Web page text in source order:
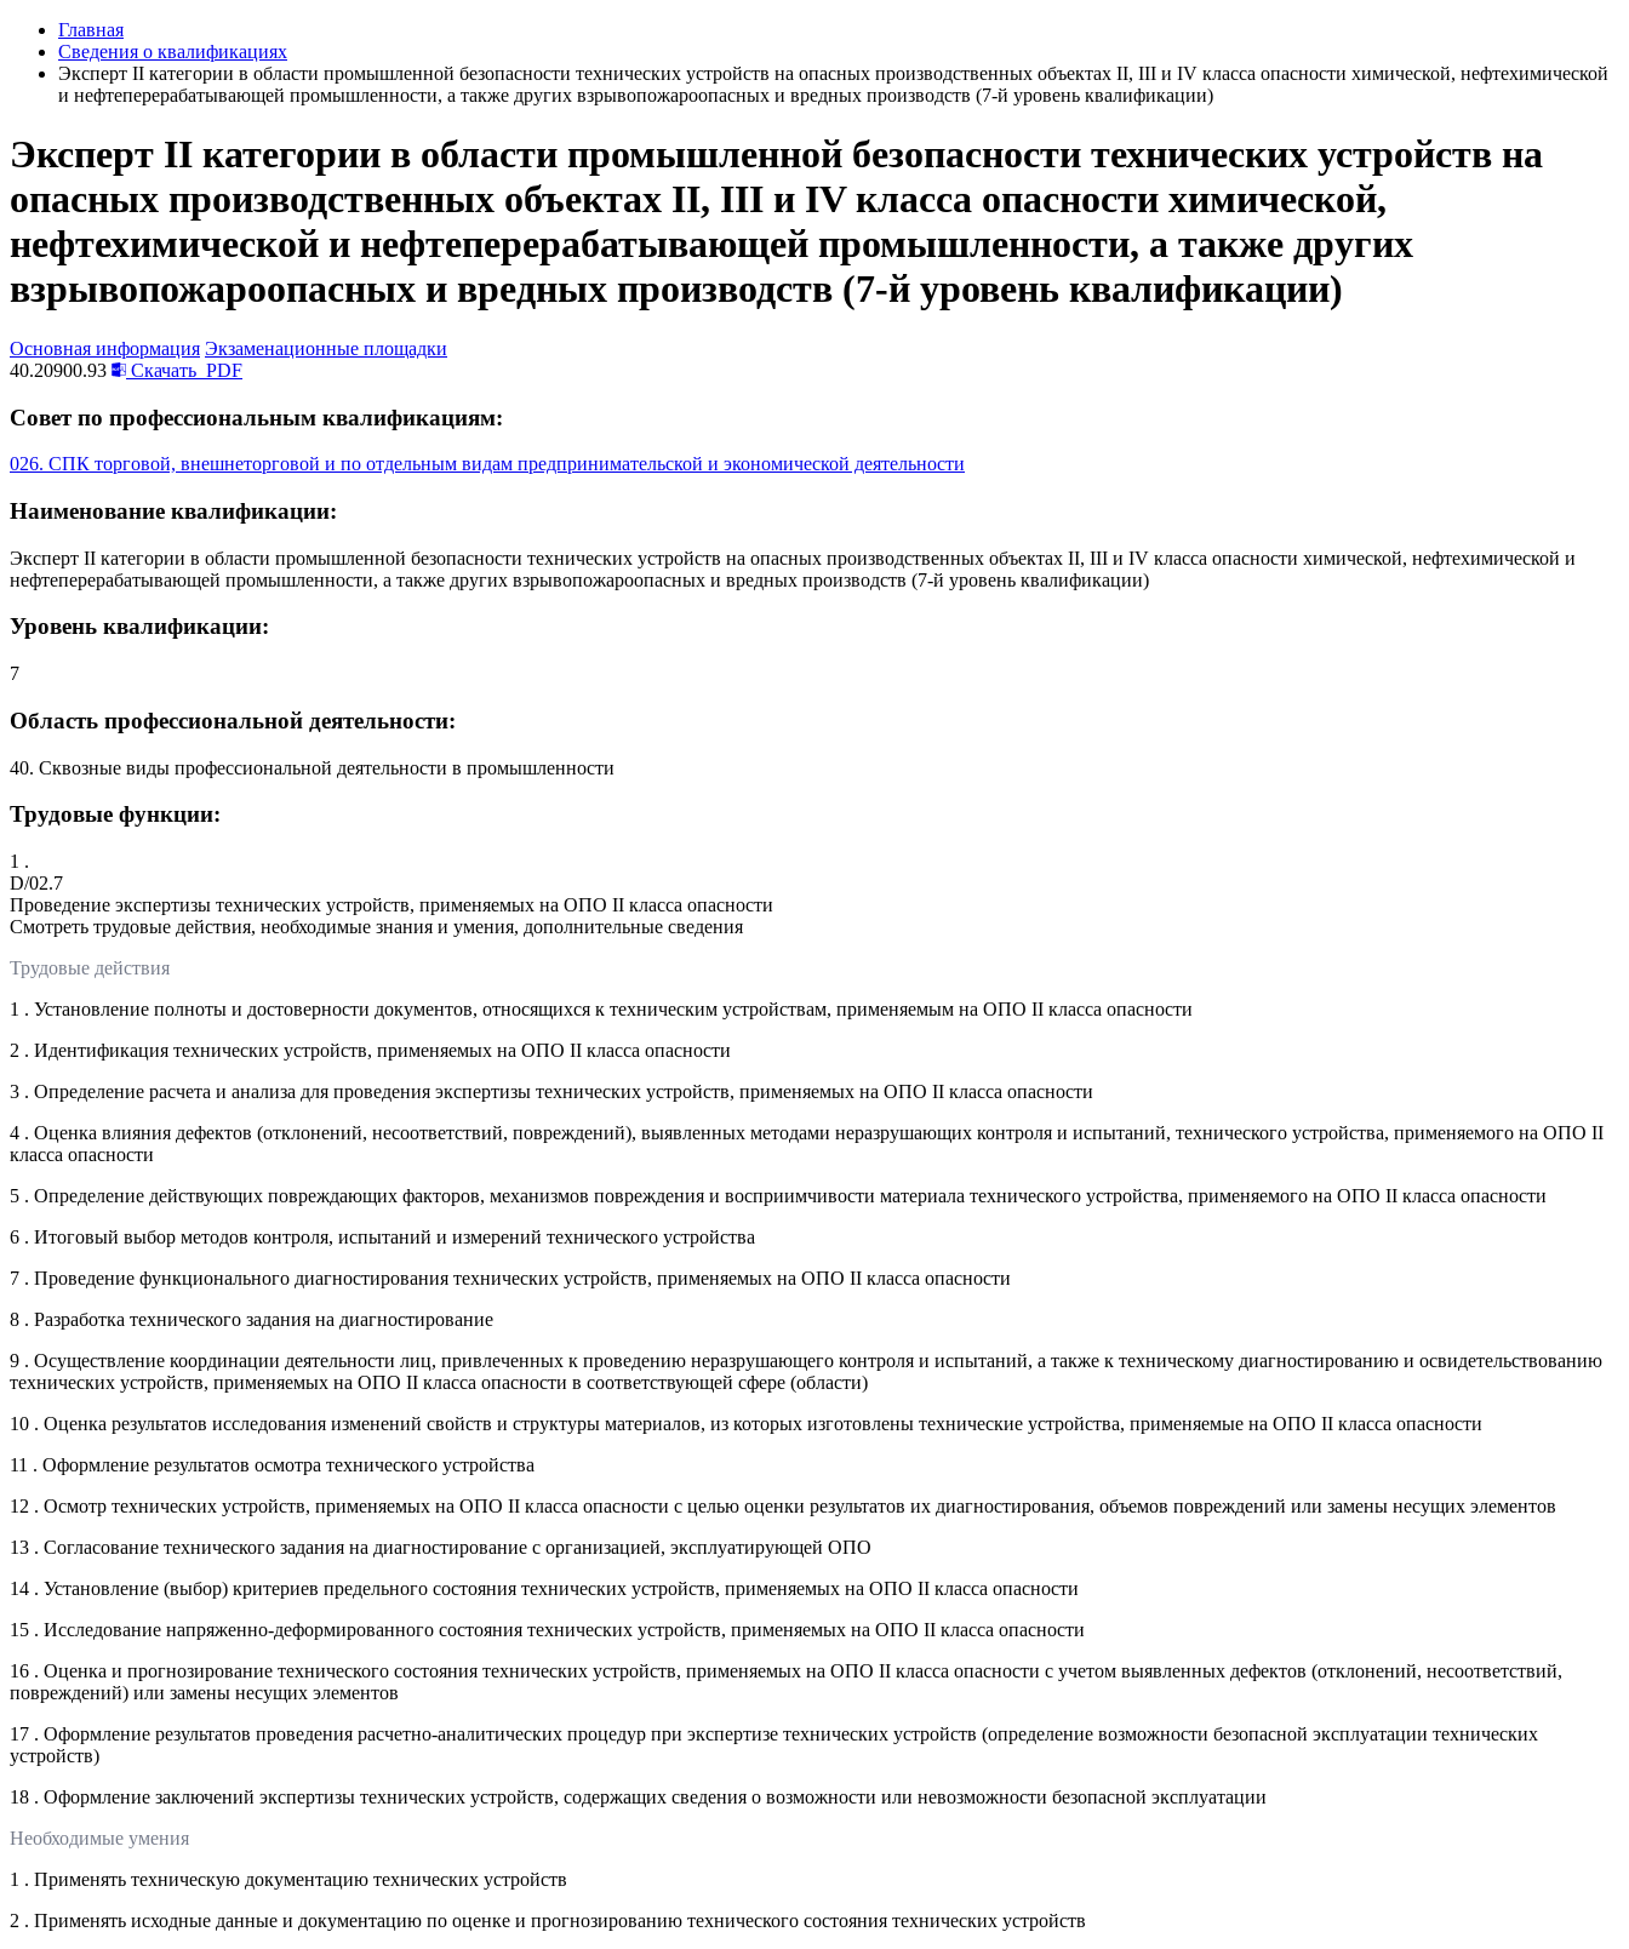
Главная
Сведения о квалификациях
Эксперт II категории в области промышленной безопасности технических устройств на опасных производственных объектах II, III и IV класса опасности химической, нефтехимической
и нефтеперерабатывающей промышленности, а также других взрывопожароопасных и вредных производств (7-й уровень квалификации)
Эксперт II категории в области промышленной безопасности технических устройств на
опасных производственных объектах II, III и IV класса опасности химической,
нефтехимической и нефтеперерабатывающей промышленности, а также других
взрывопожароопасных и вредных производств (7-й уровень квалификации)
Основная информация Экзаменационные площадки
40.20900.93
Скачать PDF
Совет по профессиональным квалификациям:
026. СПК торговой, внешнеторговой и по отдельным видам предпринимательской и экономической деятельности
Наименование квалификации:
Эксперт II категории в области промышленной безопасности технических устройств на опасных производственных объектах II, III и IV класса опасности химической, нефтехимической и
нефтеперерабатывающей промышленности, а также других взрывопожароопасных и вредных производств (7-й уровень квалификации)
Уровень квалификации:
7
Область профессиональной деятельности:
40. Сквозные виды профессиональной деятельности в промышленности
Трудовые функции:
1 .
D/02.7
Проведение экспертизы технических устройств, применяемых на ОПО II класса опасности
Смотреть трудовые действия, необходимые знания и умения, дополнительные сведения
Трудовые действия
1 . Установление полноты и достоверности документов, относящихся к техническим устройствам, применяемым на ОПО II класса опасности
2 . Идентификация технических устройств, применяемых на ОПО II класса опасности
3 . Определение расчета и анализа для проведения экспертизы технических устройств, применяемых на ОПО II класса опасности
4 . Оценка влияния дефектов (отклонений, несоответствий, повреждений), выявленных методами неразрушающих контроля и испытаний, технического устройства, применяемого на ОПО II
класса опасности
5 . Определение действующих повреждающих факторов, механизмов повреждения и восприимчивости материала технического устройства, применяемого на ОПО II класса опасности
6 . Итоговый выбор методов контроля, испытаний и измерений технического устройства
7 . Проведение функционального диагностирования технических устройств, применяемых на ОПО II класса опасности
8 . Разработка технического задания на диагностирование
9 . Осуществление координации деятельности лиц, привлеченных к проведению неразрушающего контроля и испытаний, а также к техническому диагностированию и освидетельствованию
технических устройств, применяемых на ОПО II класса опасности в соответствующей сфере (области)
10 . Оценка результатов исследования изменений свойств и структуры материалов, из которых изготовлены технические устройства, применяемые на ОПО II класса опасности
11 . Оформление результатов осмотра технического устройства
12 . Осмотр технических устройств, применяемых на ОПО II класса опасности с целью оценки результатов их диагностирования, объемов повреждений или замены несущих элементов
13 . Согласование технического задания на диагностирование с организацией, эксплуатирующей ОПО
14 . Установление (выбор) критериев предельного состояния технических устройств, применяемых на ОПО II класса опасности
15 . Исследование напряженно-деформированного состояния технических устройств, применяемых на ОПО II класса опасности
16 . Оценка и прогнозирование технического состояния технических устройств, применяемых на ОПО II класса опасности с учетом выявленных дефектов (отклонений, несоответствий,
повреждений) или замены несущих элементов
17 . Оформление результатов проведения расчетно-аналитических процедур при экспертизе технических устройств (определение возможности безопасной эксплуатации технических
устройств)
18 . Оформление заключений экспертизы технических устройств, содержащих сведения о возможности или невозможности безопасной эксплуатации
Необходимые умения
1 . Применять техническую документацию технических устройств
2 . Применять исходные данные и документацию по оценке и прогнозированию технического состояния технических устройств